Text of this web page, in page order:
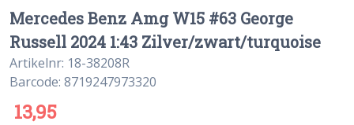
Mercedes Benz Amg W15 #63 George
Russell 2024 1:43 Zilver/zwart/turquoise
Artikelnr: 18-38208R
Barcode: 8719247973320
13,95